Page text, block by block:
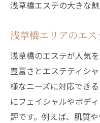
エステで叶
癒し効果を高
エステ体験
ぎ
浅草橋エステ
る方法
浅草橋エステの大きな魅
浅草橋エリアのエ
浅草橋のエステが人気
豊富さとエステティシ
様なニーズに対応でき
にフェイシャルやボデ
評です。例えば、肌質